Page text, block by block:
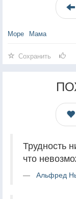
Море Мама
Сохранить
Трудность
что
Альфред